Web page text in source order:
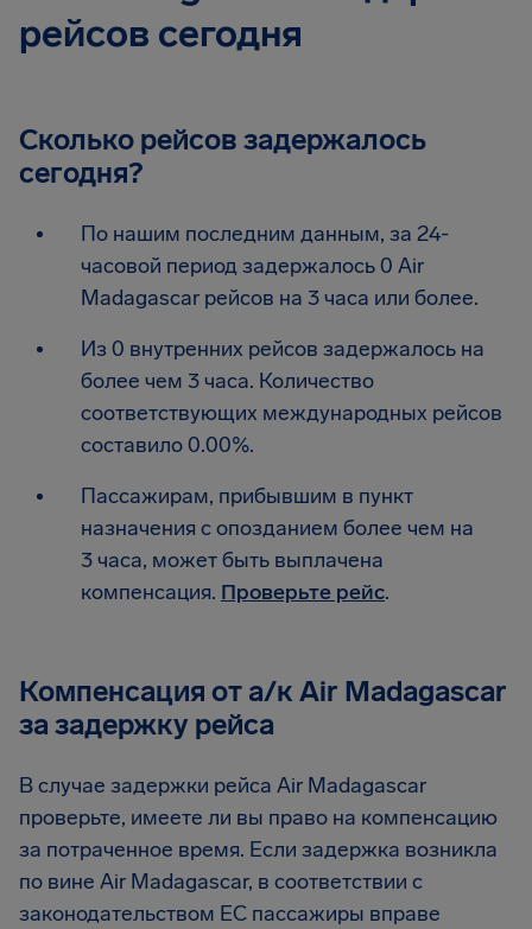
рейсов сегодня
Сколько рейсов задержалось
сегодня?
По нашим последним данным, за 24-
часовой период задержалось 0 Air
Madagascar рейсов на 3 часа или более.
Из 0 внутренних рейсов задержалось на
более чем 3 часа. Количество
соответствующих международных рейсов
составило 0.00%.
Пассажирам, прибывшим в пункт
назначения с опозданием более чем на
3 часа, может быть выплачена
компенсация. Проверьте рейс.
Компенсация от а/к Air Madagascar
за задержку рейса
В случае задержки рейса Air Madagascar
проверьте, имеете ли вы право на компенсацию
за потраченное время. Если задержка возникла
по вине Air Madagascar, в соответствии с
законодательством ЕС пассажиры вправе